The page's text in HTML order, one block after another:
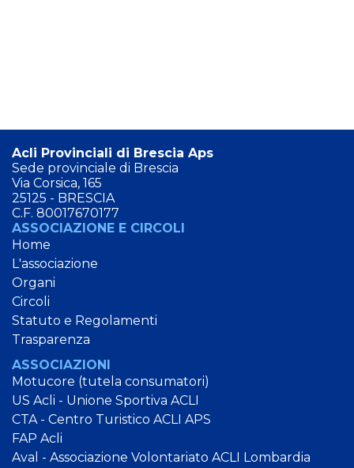
Acli Provinciali di Brescia Aps
Sede provinciale di Brescia
Via Corsica, 165
25125 - BRESCIA
C.F. 80017670177
ASSOCIAZIONE E CIRCOLI
Home
L'associazione
Organi
Circoli
Statuto e Regolamenti
Trasparenza
ASSOCIAZIONI
Motucore (tutela consumatori)
US Acli - Unione Sportiva ACLI
CTA - Centro Turistico ACLI APS
FAP Acli
Aval - Associazione Volontariato ACLI Lombardia